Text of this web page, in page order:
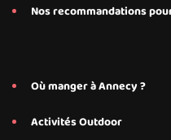
Nos recommandations
Où manger à Annecy ?
Activités Outdoor